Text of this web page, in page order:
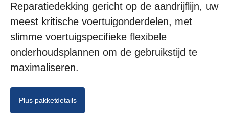
Reparatiedekking gericht op de aandrijflijn, uw
meest kritische voertuigonderdelen, met
slimme voertuigspecifieke flexibele
onderhoudsplannen om de gebruikstijd te
maximaliseren.
Plus-pakketdetails